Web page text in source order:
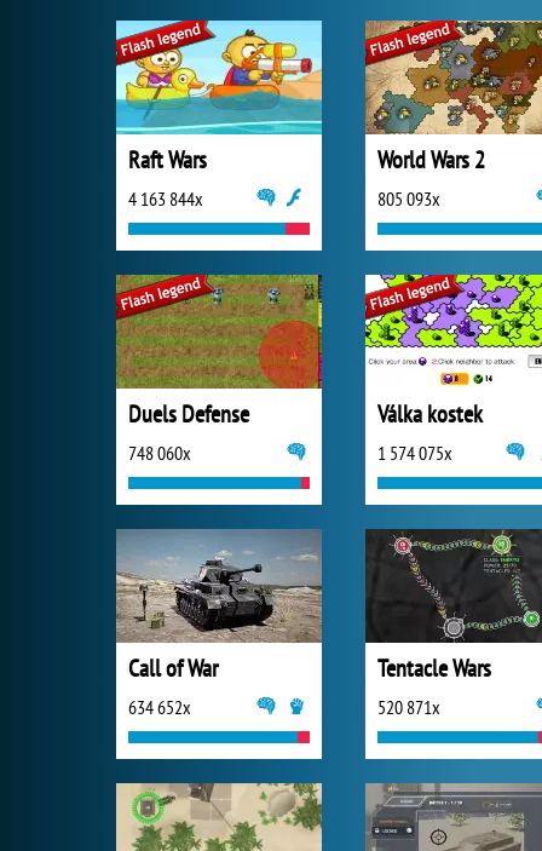
Raft Wars
4 163 844x
World Wars 2
805 093x
Duels Defense
748 060x
Válka kostek
1 574 075x
Call of War
634 652x
Tentacle Wars
520 871x